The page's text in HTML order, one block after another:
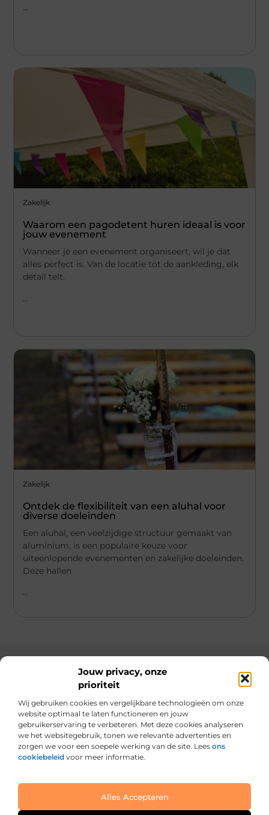
Jouw privacy, onze
prioriteit
Wij gebruiken cookies en vergelijkbare technologieën om onze
website optimaal te laten functioneren en jouw
gebruikerservaring te verbeteren. Met deze cookies analyseren
we het websitegebruik, tonen we relevante advertenties en
zorgen we voor een soepele werking van de site. Lees ons
cookiebeleid voor meer informatie.
Alles Accepteren
...
Zakelijk
Waarom een pagodetent huren ideaal is voor
jouw evenement
Wanneer je een evenement organiseert, wil je dat
alles perfect is. Van de locatie tot de aankleding, elk
detail telt.
...
Zakelijk
Ontdek de flexibiliteit van een aluhal voor
diverse doeleinden
Een aluhal, een veelzijdige structuur gemaakt van
aluminium, is een populaire keuze voor
uiteenlopende evenementen en zakelijke doeleinden.
Deze hallen
...
Van alles wat, voor jou verzameld.
@2025 All Right Reserved. Design bywww.indexgids.nl.